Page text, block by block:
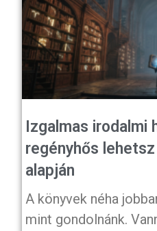
Izgalmas irodalmi
regényhős
alapján
A könyvek néha
mint gondolnánk.